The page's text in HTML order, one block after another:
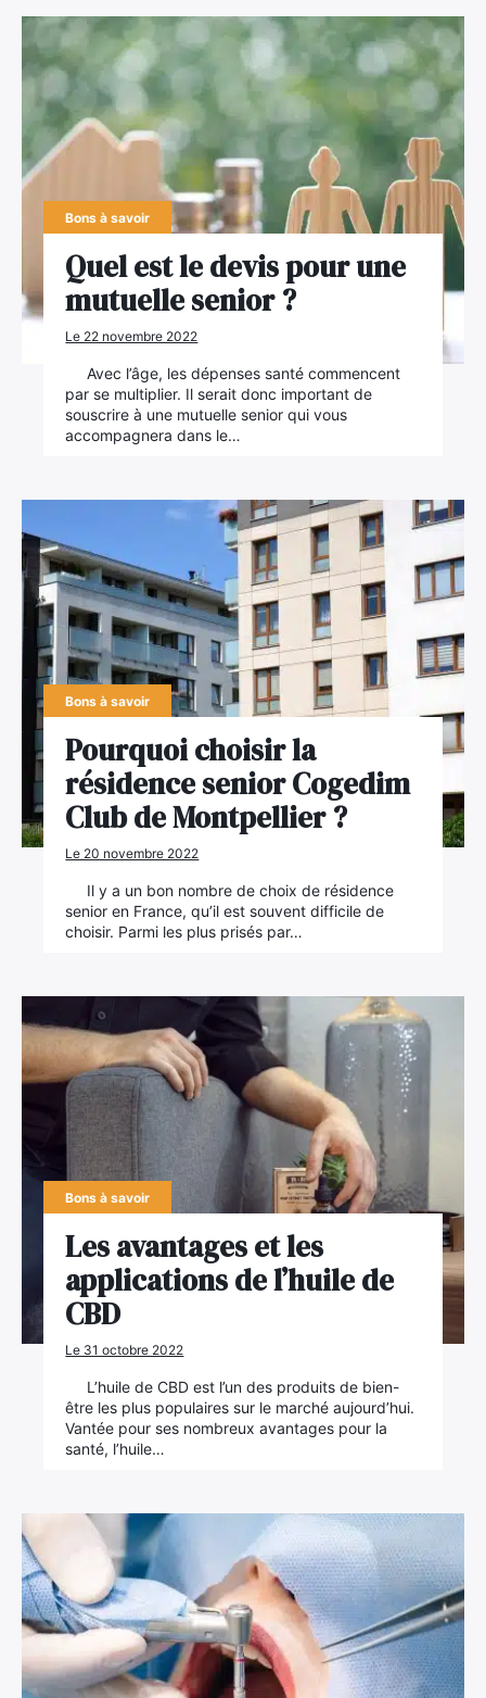
Bons à savoir
Quel est le devis pour une
mutuelle senior ?
Le 22 novembre 2022
Avec l’âge, les dépenses santé commencent
par se multiplier. Il serait donc important de
souscrire à une mutuelle senior qui vous
accompagnera dans le…
Bons à savoir
Pourquoi choisir la
résidence senior Cogedim
Club de Montpellier ?
Le 20 novembre 2022
Il y a un bon nombre de choix de résidence
senior en France, qu’il est souvent difficile de
choisir. Parmi les plus prisés par…
Bons à savoir
Les avantages et les
applications de l’huile de
CBD
Le 31 octobre 2022
L’huile de CBD est l’un des produits de bien-
être les plus populaires sur le marché aujourd’hui.
Vantée pour ses nombreux avantages pour la
santé, l’huile…